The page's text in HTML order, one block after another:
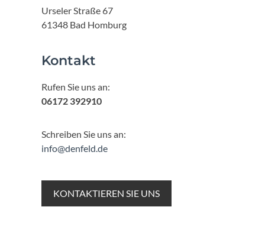
Urseler Straße 67
61348 Bad Homburg
Kontakt
Rufen Sie uns an:
06172 392910
Schreiben Sie uns an:
info@denfeld.de
KONTAKTIEREN SIE UNS